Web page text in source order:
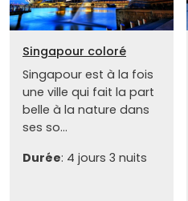
Singapour coloré
Singapour est à la fois
une ville qui fait la part
belle à la nature dans
ses so...
Durée: 4 jours 3 nuits